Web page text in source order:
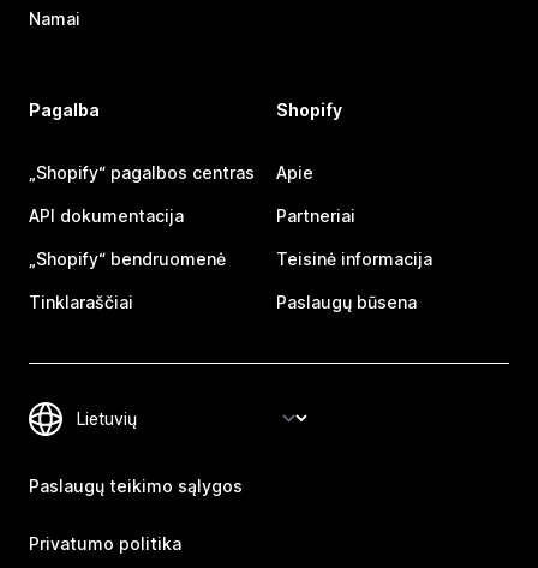
Namai
Pagalba
„Shopify“ pagalbos centras
API dokumentacija
„Shopify“ bendruomenė
Tinklaraščiai
Shopify
Apie
Partneriai
Teisinė informacija
Paslaugų būsena
Paslaugų teikimo sąlygos
Privatumo politika